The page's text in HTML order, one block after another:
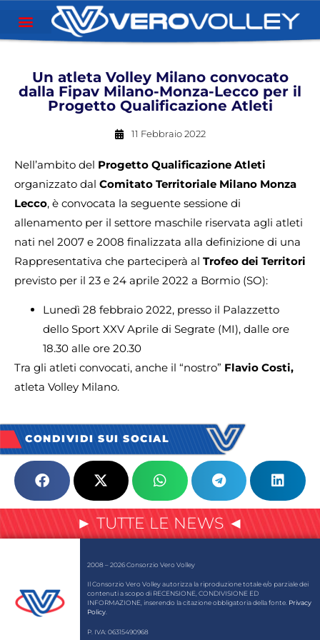
Un atleta Volley Milano convocato
dalla Fipav Milano-Monza-Lecco per il
Progetto Qualificazione Atleti
11 Febbraio 2022
Nell’ambito del Progetto Qualificazione Atleti
organizzato dal Comitato Territoriale Milano Monza
Lecco, è convocata la seguente sessione di
allenamento per il settore maschile riservata agli atleti
nati nel 2007 e 2008 finalizzata alla definizione di una
Rappresentativa che parteciperà al Trofeo dei Territori
previsto per il 23 e 24 aprile 2022 a Bormio (SO):
Lunedì 28 febbraio 2022, presso il Palazzetto
dello Sport XXV Aprile di Segrate (MI), dalle ore
18.30 alle ore 20.30
Tra gli atleti convocati, anche il “nostro” Flavio Costi,
atleta Volley Milano.
CONDIVIDI SUI SOCIAL
► TUTTE LE NEWS ◄
2008 – 2026 Consorzio Vero Volley
Il Consorzio Vero Volley autorizza la riproduzione totale e/o parziale dei
contenuti a scopo di RECENSIONE, CONDIVISIONE ED
INFORMAZIONE, inserendo la citazione obbligatoria della fonte. Privacy
Policy
P. IVA: 06315490968